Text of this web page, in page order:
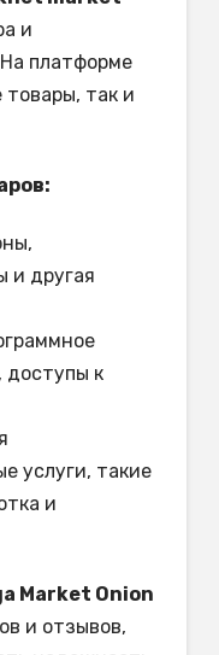
и
платформе
так и
и другая
доступы к
услуги, такие
и
Market Onion
и отзывов,